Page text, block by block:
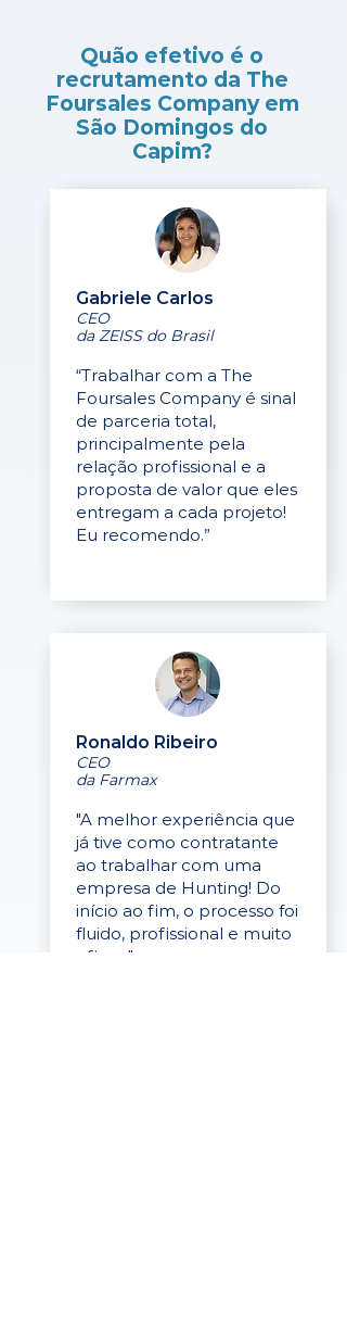
Quão efetivo é o
recrutamento da The
Foursales Company em
São Domingos do
Capim?
Gabriele Carlos
CEO
da ZEISS do Brasil
“Trabalhar com a The
Foursales Company é sinal
de parceria total,
principalmente pela
relação profissional e a
proposta de valor que eles
entregam a cada projeto!
Eu recomendo.”
Ronaldo Ribeiro
CEO
da Farmax
"A melhor experiência que
já tive como contratante
ao trabalhar com uma
empresa de Hunting! Do
início ao fim, o processo foi
fluido, profissional e muito
eficaz."